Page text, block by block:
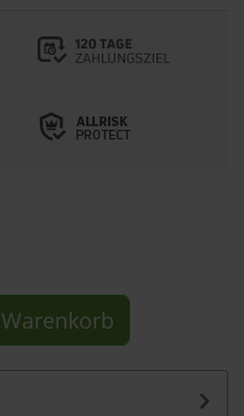
Warenkorb